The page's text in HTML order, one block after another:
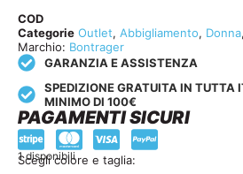
COD
Categorie Outlet, Abbigliamento, Donna,
Marchio: Bontrager
GARANZIA E ASSISTENZA
SPEDIZIONE GRATUITA IN TUTTA
MINIMO DI 100€
PAGAMENTI SICURI
Scegli colore e taglia:
1 disponibili